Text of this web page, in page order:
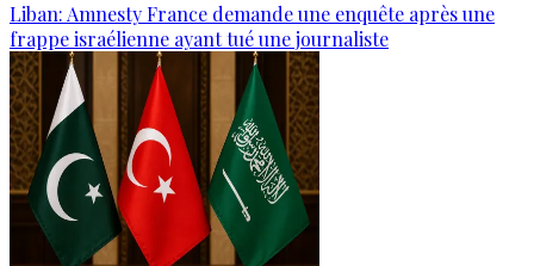
Liban: Amnesty France demande une enquête après une
frappe israélienne ayant tué une journaliste